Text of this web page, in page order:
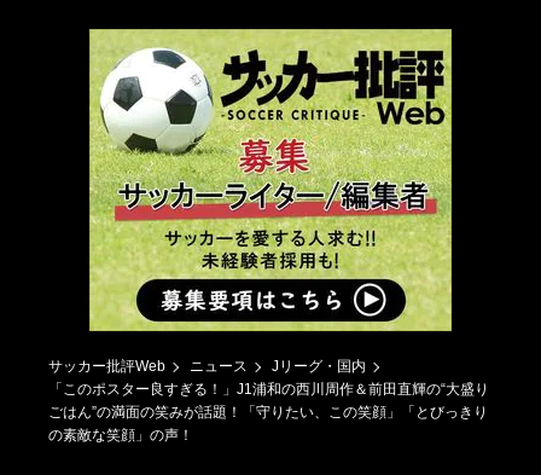
サッカー批評Web ニュース
Jリーグ・国内
「このポスター良すぎる！」J1浦和の西川周作＆前田直輝の“大盛り
ごはん”の満面の笑みが話題！「守りたい、この笑顔」「とびっきり
の素敵な笑顔」の声！